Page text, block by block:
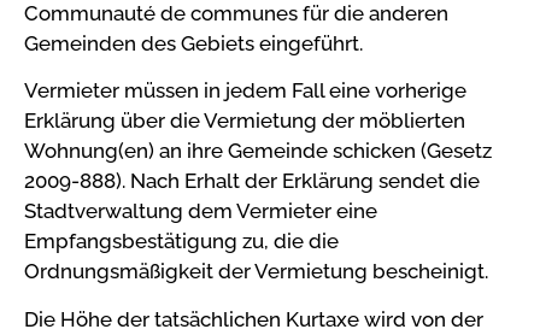
Communauté de communes für die anderen
Gemeinden des Gebiets eingeführt.
Vermieter müssen in jedem Fall eine vorherige
Erklärung über die Vermietung der möblierten
Wohnung(en) an ihre Gemeinde schicken (Gesetz
2009-888). Nach Erhalt der Erklärung sendet die
Stadtverwaltung dem Vermieter eine
Empfangsbestätigung zu, die die
Ordnungsmäßigkeit der Vermietung bescheinigt.
Die Höhe der tatsächlichen Kurtaxe wird von der